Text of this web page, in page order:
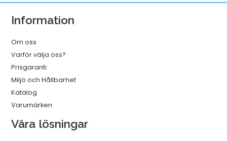
320mmx114m
mängd
Information
Om oss
Varför välja oss?
Prisgaranti
Miljö och Hållbarhet
Katalog
Varumärken
Våra lösningar